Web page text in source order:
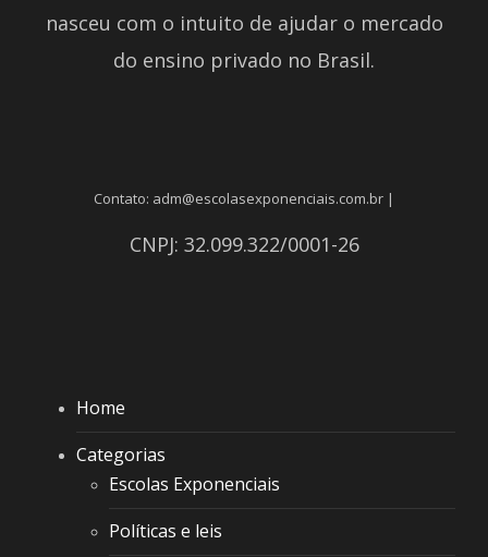
nasceu com o intuito de ajudar o mercado
do ensino privado no Brasil.
Contato: adm@escolasexponenciais.com.br |
CNPJ: 32.099.322/0001-26
Home
Categorias
Escolas Exponenciais
Políticas e leis